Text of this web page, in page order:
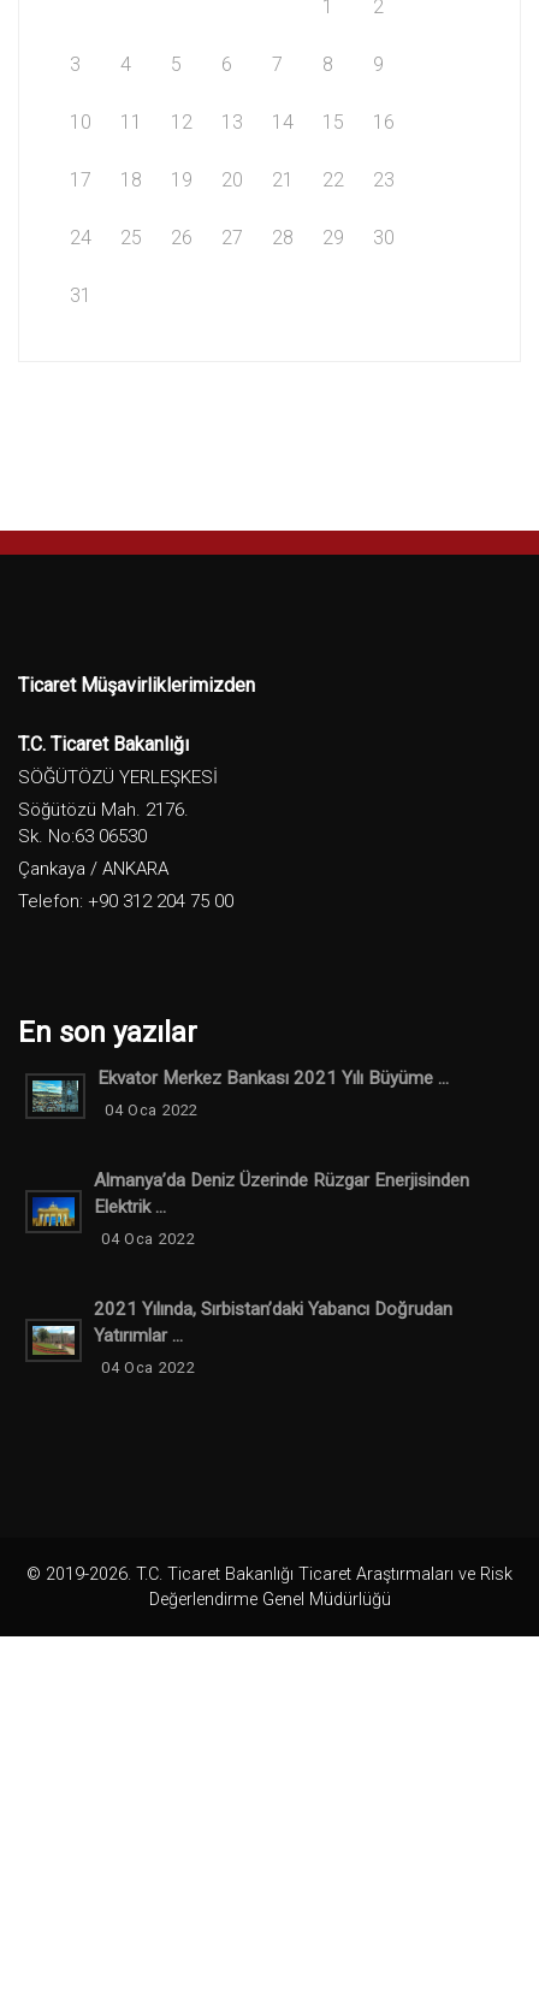
1
2
3 4 5 6 7 8 9
10 11 12 13 14 15 16
17 18 19 20 21 22 23
24 25 26 27 28 29 30
31
Ticaret Müşavirliklerimizden
T.C. Ticaret Bakanlığı
SÖĞÜTÖZÜ YERLEŞKESİ
Söğütözü Mah. 2176.
Sk. No:63 06530
Çankaya / ANKARA
Telefon: +90 312 204 75 00
En son yazılar
Ekvator Merkez Bankası 2021 Yılı Büyüme ...
04 Oca 2022
Almanya’da Deniz Üzerinde Rüzgar Enerjisinden
Elektrik ...
04 Oca 2022
2021 Yılında, Sırbistan’daki Yabancı Doğrudan
Yatırımlar ...
04 Oca 2022
© 2019-2026. T.C. Ticaret Bakanlığı Ticaret Araştırmaları ve Risk
Değerlendirme Genel Müdürlüğü